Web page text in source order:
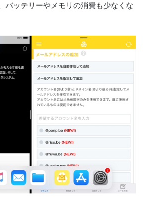
バッテリーやメモリの消費も少なくな